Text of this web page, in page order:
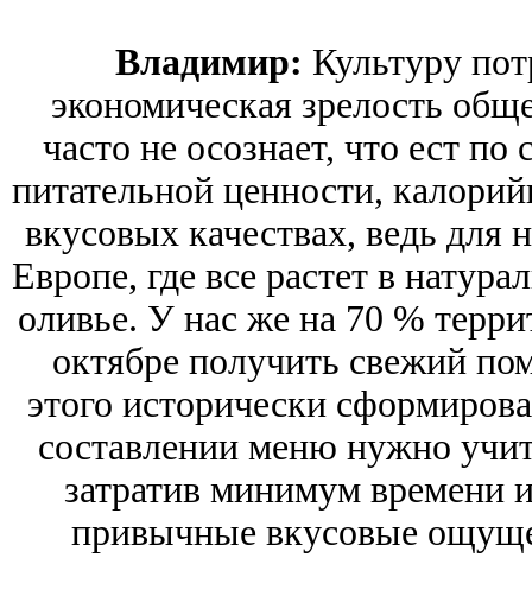
Владимир: Культуру
экономическая зрелость
часто не осознает, что ест
питательной ценности,
вкусовых качествах, ведь для
Европе, где все растет в
оливье. У нас же на 70 %
октябре получить свежий
этого исторически
составлении меню нужно
затратив минимум времени
привычные вкусовые